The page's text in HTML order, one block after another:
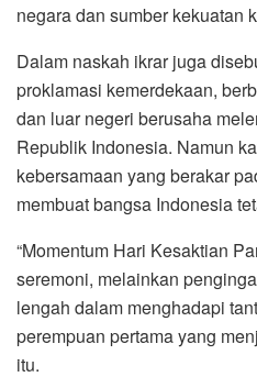
negara dan sumber kekuatan
Dalam naskah ikrar juga
proklamasi kemerdekaan,
dan luar negeri berusaha
Republik Indonesia. Namun
kebersamaan yang berakar
membuat bangsa Indonesia
“Momentum Hari Kesaktian
seremoni, melainkan
lengah dalam menghadapi
perempuan pertama yang
itu.